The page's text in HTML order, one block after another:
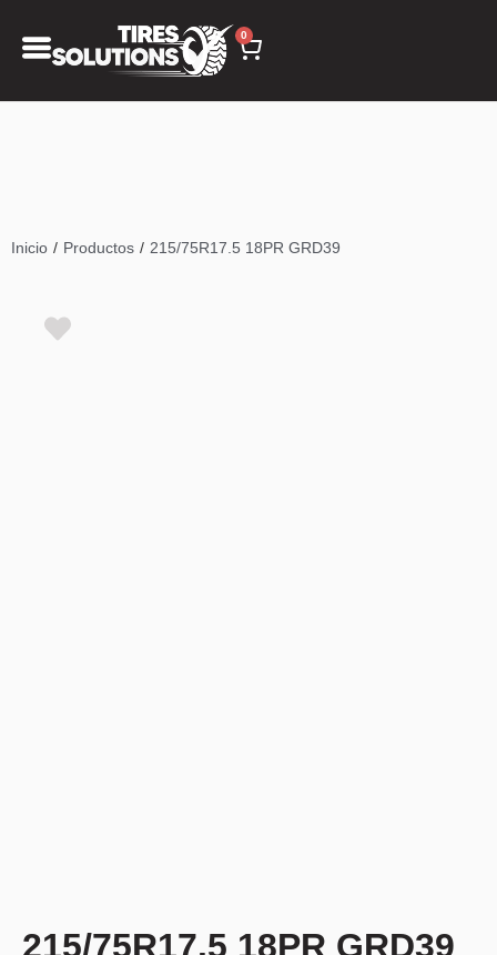
0
Inicio / Productos / 215/75R17.5 18PR GRD39
215/75R17.5 18PR GRD39